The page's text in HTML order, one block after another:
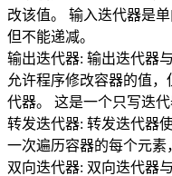
改该值。
输入迭代器是单
但不能递减。
输出迭代器: 输出迭代器
允许程序修改容器的值，
代器。
这是一个只写迭代
转发迭代器: 转发迭代器
一次遍历容器的每个元素
双向迭代器: 双向迭代器